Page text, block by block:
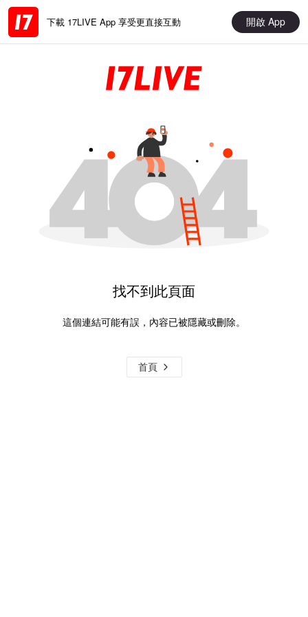
下載 17LIVE App 享受更直接互動 開啟 App
找不到此頁面
這個連結可能有誤，內容已被隱藏或刪除。
首頁